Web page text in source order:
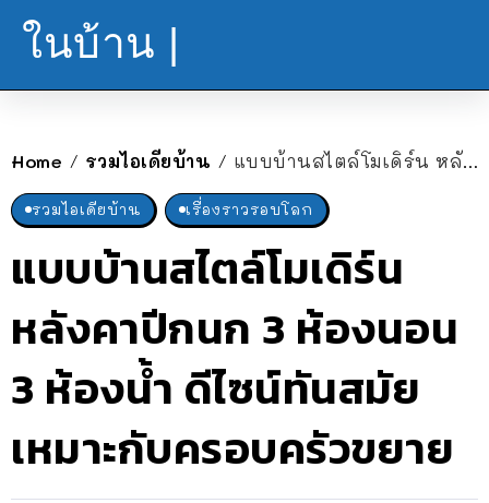
ในบ้าน |
Home / รวมไอเดียบ้าน / แบบบ้านสไตล์โมเดิร์น หลังคาปีกนก 3 ห้องนอน 3 ห้องน้ำ ดีไซน์ทันสมัย เหมาะกับครอบครัวขยาย
รวมไอเดียบ้าน เรื่องราวรอบโลก
แบบบ้านสไตล์โมเดิร์น
หลังคาปีกนก 3 ห้องนอน
3 ห้องน้ำ ดีไซน์ทันสมัย
เหมาะกับครอบครัวขยาย